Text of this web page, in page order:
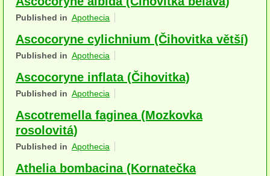
Houby (Fotogalerie)
podle typu plodnic
na dřevě
mykorhizni
terestrické saprotrofní
Published in Apothecia
Ascocoryne cylichnium (Čihovitka větší)
Published in Apothecia
Ascocoryne inflata (Čihovitka)
Published in Apothecia
Ascotremella faginea (Mozkovka
rosolovitá)
Published in Apothecia
Athelia bombacina (Kornatečka